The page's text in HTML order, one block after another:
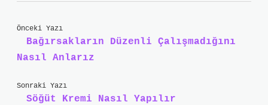
Önceki Yazı
Bağırsakların Düzenli Çalışmadığını
Nasıl Anlarız
Sonraki Yazı
Söğüt Kremi Nasıl Yapılır